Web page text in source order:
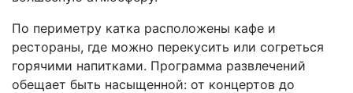
По периметру катка расположены кафе и
рестораны, где можно перекусить или согреться
горячими напитками. Программа развлечений
обещает быть насыщенной: от концертов до